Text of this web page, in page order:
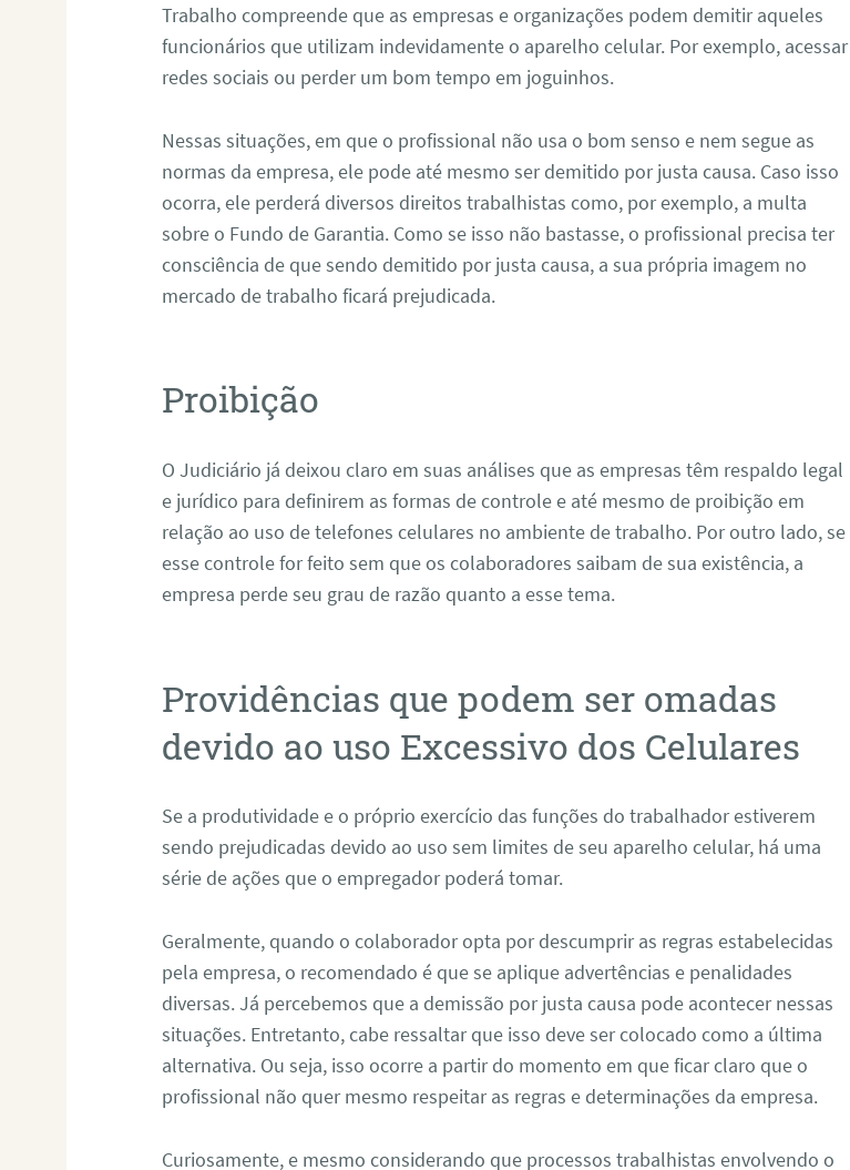
Trabalho compreende que as empresas e organizações podem demitir aqueles
funcionários que utilizam indevidamente o aparelho celular. Por exemplo, acessar
redes sociais ou perder um bom tempo em joguinhos.
Nessas situações, em que o profissional não usa o bom senso e nem segue as
normas da empresa, ele pode até mesmo ser demitido por justa causa. Caso isso
ocorra, ele perderá diversos direitos trabalhistas como, por exemplo, a multa
sobre o Fundo de Garantia. Como se isso não bastasse, o profissional precisa ter
consciência de que sendo demitido por justa causa, a sua própria imagem no
mercado de trabalho ficará prejudicada.
Proibição
O Judiciário já deixou claro em suas análises que as empresas têm respaldo legal
e jurídico para definirem as formas de controle e até mesmo de proibição em
relação ao uso de telefones celulares no ambiente de trabalho. Por outro lado, se
esse controle for feito sem que os colaboradores saibam de sua existência, a
empresa perde seu grau de razão quanto a esse tema.
Providências que podem ser omadas
devido ao uso Excessivo dos Celulares
Se a produtividade e o próprio exercício das funções do trabalhador estiverem
sendo prejudicadas devido ao uso sem limites de seu aparelho celular, há uma
série de ações que o empregador poderá tomar.
Geralmente, quando o colaborador opta por descumprir as regras estabelecidas
pela empresa, o recomendado é que se aplique advertências e penalidades
diversas. Já percebemos que a demissão por justa causa pode acontecer nessas
situações. Entretanto, cabe ressaltar que isso deve ser colocado como a última
alternativa. Ou seja, isso ocorre a partir do momento em que ficar claro que o
profissional não quer mesmo respeitar as regras e determinações da empresa.
Curiosamente, e mesmo considerando que processos trabalhistas envolvendo o